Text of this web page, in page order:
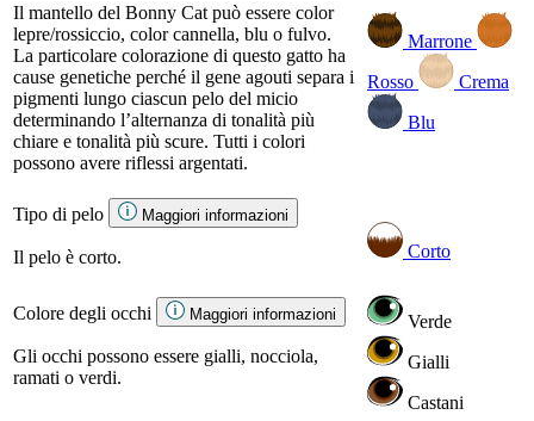
Il mantello del Bonny Cat può essere color
lepre/rossiccio, color cannella, blu o fulvo.
La particolare colorazione di questo gatto ha
cause genetiche perché il gene agouti separa i
pigmenti lungo ciascun pelo del micio
determinando l’alternanza di tonalità più
chiare e tonalità più scure. Tutti i colori
possono avere riflessi argentati.
Marrone
Rosso
Crema
Blu
Tipo di pelo Maggiori informazioni
Il pelo è corto. Corto
Colore degli occhi Maggiori informazioni
Gli occhi possono essere gialli, nocciola,
ramati o verdi.
Verde
Gialli
Castani